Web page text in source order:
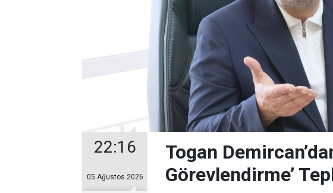
22:16
05 Ağustos 2026
Togan
Görevlendirme’